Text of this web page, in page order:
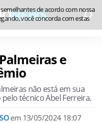
e
não está em sua
técnico Abel Ferreira.
em 13/05/2024 18:07
de acordo com nossa
você concorda com estas